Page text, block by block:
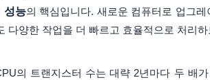
성능의 핵심입니다. 새로운 컴퓨터로 업그
다양한 작업을 더 빠르고 효율적으로 처리
의 트랜지스터 수는 대략 2년마다 두 배